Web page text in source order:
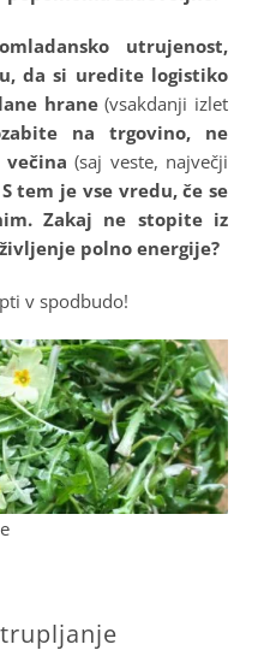
utrujenost,
da si uredite logistiko
hrane(vsakdanji izlet
na trgovino, ne
(saj veste, največji
tem je vse vredu, če se
Zakaj ne stopite iz
polno energije?
v spodbudo!